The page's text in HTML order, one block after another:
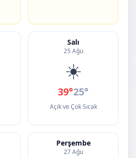
Salı
25 Ağu
☀️
39°25°
Açık ve Çok Sıcak
Perşembe
27 Ağu